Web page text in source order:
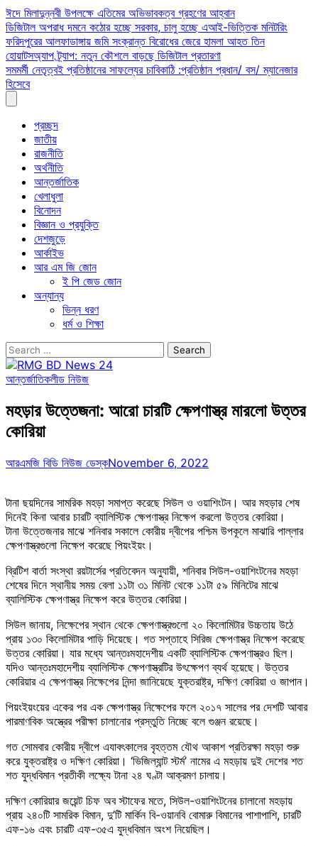
Skip
to
content
ঈদে মিলাদুন্নবী উপলক্ষে এতিমের অভিভাবকত্ব গ্রহণের আহ্বান
ডিজিটাল অপরাধ দমনে কঠোর হচ্ছে সরকার, চালু হচ্ছে এআই-ভিত্তিক মনিটরিং
ফরিদপুরের আলফাডাঙ্গায় জমি সংক্রান্ত বিরোধের জেরে হামলা আহত তিন
হোয়াটসঅ্যাপ ট্র্যাপ: নতুন কৌশলে বাড়ছে ডিজিটাল প্রতারণা
সমমর্মী নেতৃত্বই প্রতিষ্ঠানের সাফল্যের চাবিকাঠি :প্রতিষ্ঠান প্রধান/ বস/ ম্যানেজার
হিসেবে
প্রচ্ছদ
জাতীয়
রাজনীতি
অর্থনীতি
আন্তর্জাতিক
খেলাধুলা
বিনোদন
বিজ্ঞান ও প্রযুক্তি
দেশজুড়ে
আর্কাইভ
আর এম জি জোন
ই পি জেড জোন
অন্যান্য
ভিন্ন ধরণ
ধর্ম ও শিক্ষা
Search
for:
আন্তর্জাতিকলীড নিউজ
মহড়ার উত্তেজনা: আরো চারটি ক্ষেপণাস্ত্র মারলো উত্তর
কোরিয়া
আরএমজি বিডি নিউজ ডেস্কNovember 6, 2022
টানা ছয়দিনের সামরিক মহড়া সমাপ্ত করেছে সিউল ও ওয়াশিংটন। আর মহড়ার শেষ
দিনেই কিনা আবার চারটি ব্যালিস্টিক ক্ষেপণাস্ত্র নিক্ষেপ করলো উত্তর কোরিয়া।
টানা উত্তেজনার মাঝে শনিবার সকালে কোরীয় দ্বীপের পশ্চিম উপকূলে মাঝারি পাল্লার
ক্ষেপণাস্ত্রগুলো নিক্ষেপ করেছে পিয়ংইয়ং।
ব্রিটিশ বার্তা সংস্থা রয়টার্সের প্রতিবেদন অনুযায়ী, শনিবার সিউল-ওয়াশিংটনের মহড়া
শেষের দিনে স্থানীয় সময় বেলা ১১টা ৩১ মিনিট থেকে ১১টা ৫৯ মিনিটের মাঝে
ব্যালিস্টিক ক্ষেপণাস্ত্র নিক্ষেপ করে উত্তর কোরিয়া।
সিউল জানায়, নিক্ষেপের স্থান থেকে ক্ষেপণাস্ত্রগুলো ২০ কিলোমিটার উচ্চতায় উঠে
প্রায় ১৩০ কিলোমিটার পাড়ি দিয়েছে। গত সপ্তাহে সিরিজ ক্ষেপণাস্ত্র নিক্ষেপ করেছে
উত্তর কোরিয়া। যার মধ্যে আন্তঃমহাদেশীয় একটি ব্যালিস্টিক ক্ষেপণাস্ত্রও ছিল।
যদিও আন্তঃমহাদেশীয় ব্যালিস্টিক ক্ষেপণাস্ত্রটির উৎক্ষেপণ ব্যর্থ হয়েছে। উত্তর
কোরিয়ার এ ক্ষেপণাস্ত্র নিক্ষেপের নিন্দা জানিয়েছে যুক্তরাষ্ট্র, দক্ষিণ কোরিয়া ও জাপান।
পিয়ংইয়ংয়ের একের পর এক ক্ষেপণাস্ত্র নিক্ষেপের ফলে ২০১৭ সালের পর দেশটি আবার
পারমাণবিক অস্ত্রের পরীক্ষা চালানোর প্রস্তুতি নিচ্ছে বলে গুঞ্জন রয়েছে।
গত সোমবার কোরীয় দ্বীপে এযাবৎকালের বৃহত্তম যৌথ আকাশ প্রতিরক্ষা মহড়া শুরু
করে যুক্তরাষ্ট্র ও দক্ষিণ কোরিয়া। ‘ভিজিল্যান্ট স্টর্ম’ নামের এ মহড়ায় দুই দেশের শত
শত যুদ্ধবিমান প্রতীকী লক্ষ্যে টানা ২৪ ঘণ্টা আক্রমণ চালায়।
দক্ষিণ কোরিয়ার জয়েন্ট চিফ অব স্টাফের মতে, সিউল-ওয়াশিংটনের চালানো মহড়ায়
প্রায় ২৪০টি সামরিক বিমান, দু’টি মার্কিন বি-ওয়ানবি বোমারু বিমানের পাশাপাশি, চারটি
এফ-১৬ এবং চারটি এফ-৩৫এ যুদ্ধবিমান অংশ নিয়েছিল।